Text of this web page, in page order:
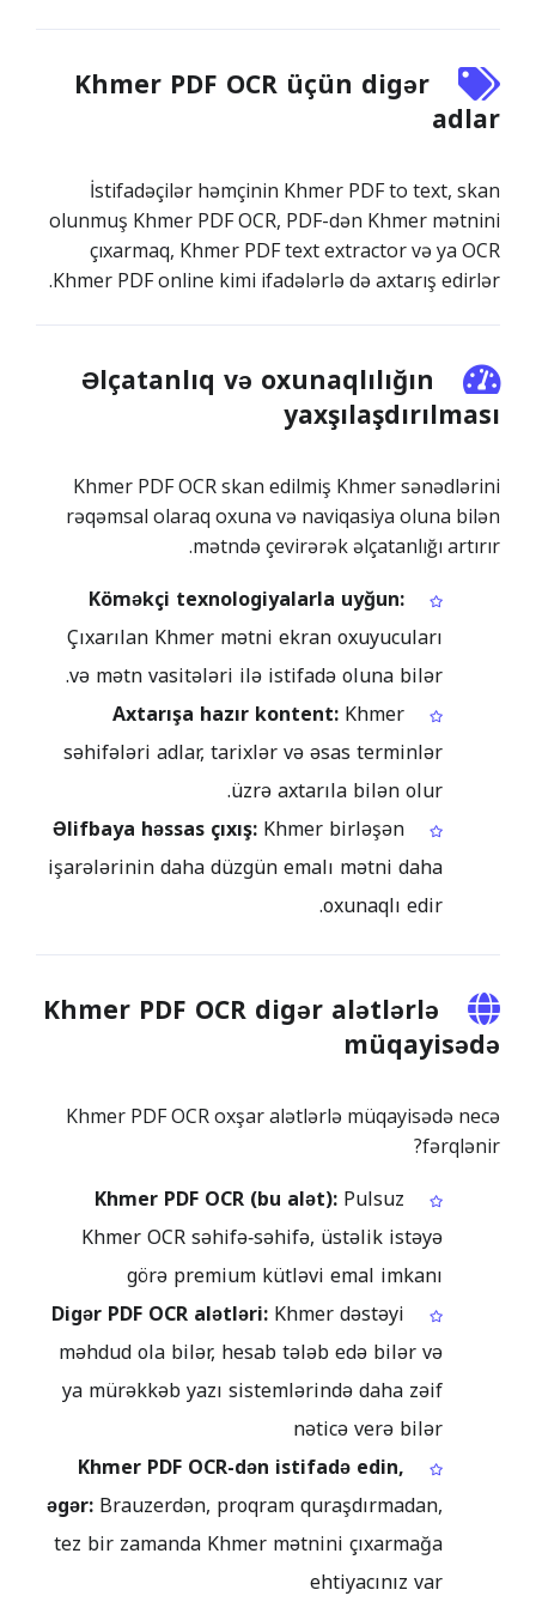
Khmer PDF OCR üçün digər
adlar
İstifadəçilər həmçinin Khmer PDF to text, skan
olunmuş Khmer PDF OCR, PDF-dən Khmer mətnini
çıxarmaq, Khmer PDF text extractor və ya OCR
Khmer PDF online kimi ifadələrlə də axtarış edirlər.
Əlçatanlıq və oxunaqlılığın
yaxşılaşdırılması
Khmer PDF OCR skan edilmiş Khmer sənədlərini
rəqəmsal olaraq oxuna və naviqasiya oluna bilən
mətndə çevirərək əlçatanlığı artırır.
Köməkçi texnologiyalarla uyğun:
Çıxarılan Khmer mətni ekran oxuyucuları
və mətn vasitələri ilə istifadə oluna bilər.
Axtarışa hazır kontent:Khmer
səhifələri adlar, tarixlər və əsas terminlər
üzrə axtarıla bilən olur.
Əlifbaya həssas çıxış:Khmer birləşən
işarələrinin daha düzgün emalı mətni daha
oxunaqlı edir.
Khmer PDF OCR digər alətlərlə
müqayisədə
Khmer PDF OCR oxşar alətlərlə müqayisədə necə
fərqlənir?
Khmer PDF OCR (bu alət):Pulsuz
Khmer OCR səhifə‑səhifə, üstəlik istəyə
görə premium kütləvi emal imkanı
Digər PDF OCR alətləri:Khmer dəstəyi
məhdud ola bilər, hesab tələb edə bilər və
ya mürəkkəb yazı sistemlərində daha zəif
nəticə verə bilər
Khmer PDF OCR-dən istifadə edin,
əgər:Brauzerdən, proqram quraşdırmadan,
tez bir zamanda Khmer mətnini çıxarmağa
ehtiyacınız var